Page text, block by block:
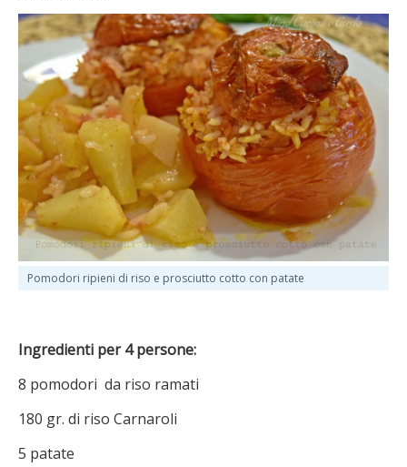
Pomodori ripieni di riso e prosciutto cotto con patate
Ingredienti per 4 persone:
8 pomodori da riso ramati
180 gr. di riso Carnaroli
5 patate